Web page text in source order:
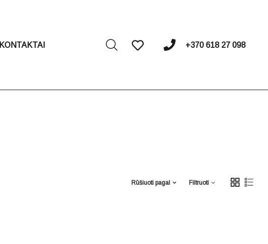
KONTAKTAI +370 618 27 098
Filtruoti
Rūšiuoti pagal